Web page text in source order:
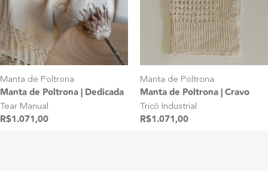
Manta de Poltrona
Manta de Poltrona | Dedicada
Tear Manual
R$1.071,00
Manta de Poltrona
Manta de Poltrona | Cravo
Tricô Industrial
R$1.071,00